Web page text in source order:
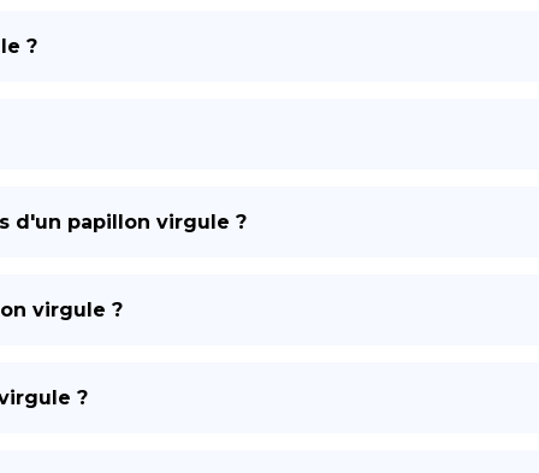
?
d'un papillon virgule ?
virgule ?
?